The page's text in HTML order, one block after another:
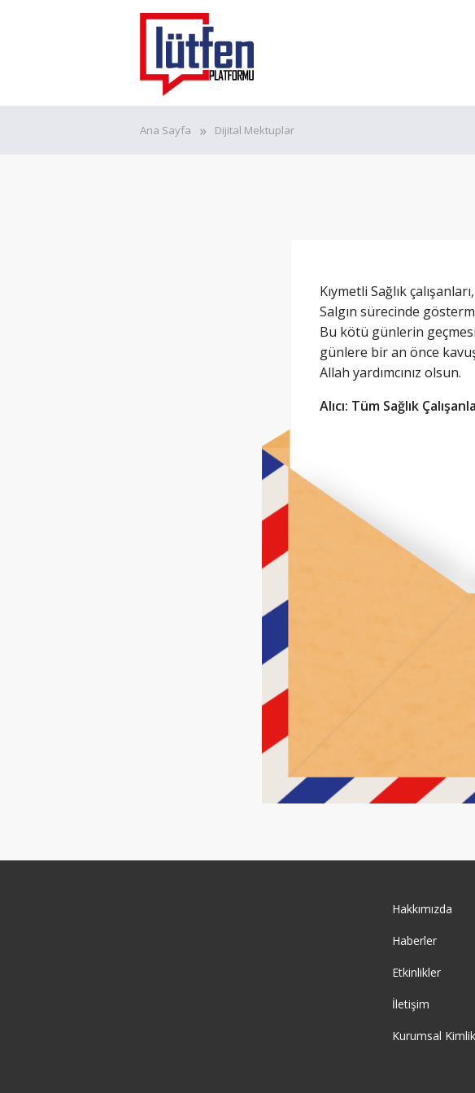
Ana Sayfa Dijital Mektuplar
Kıymetli Sağlık çalışanları,
Salgın sürecinde
Bu kötü günlerin
günlere bir an önce
Allah yardımcınız olsun.
Alıcı: Tüm Sağlık
Hakkımızda
Haberler
Etkinlikler
İletişim
Kurumsal Kimlik